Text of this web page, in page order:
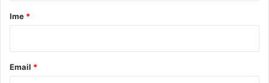
r
Ime *
Email *